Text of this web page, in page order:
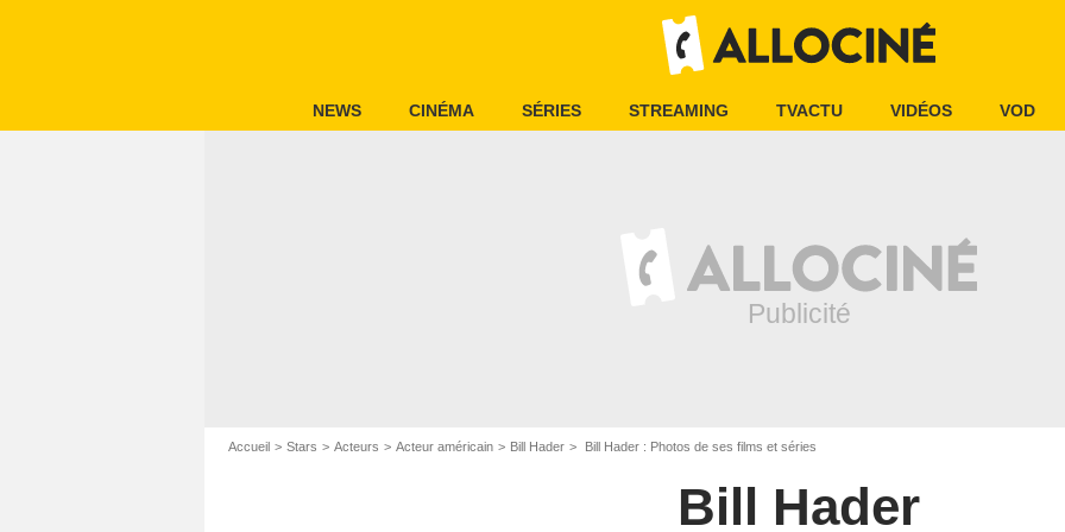
NEWS CINÉMA SÉRIES STREAMING TVACTU VIDÉOS VOD
Accueil Stars Acteurs Acteur américain Bill Hader Bill Hader : Photos de ses films et séries
Bill Hader